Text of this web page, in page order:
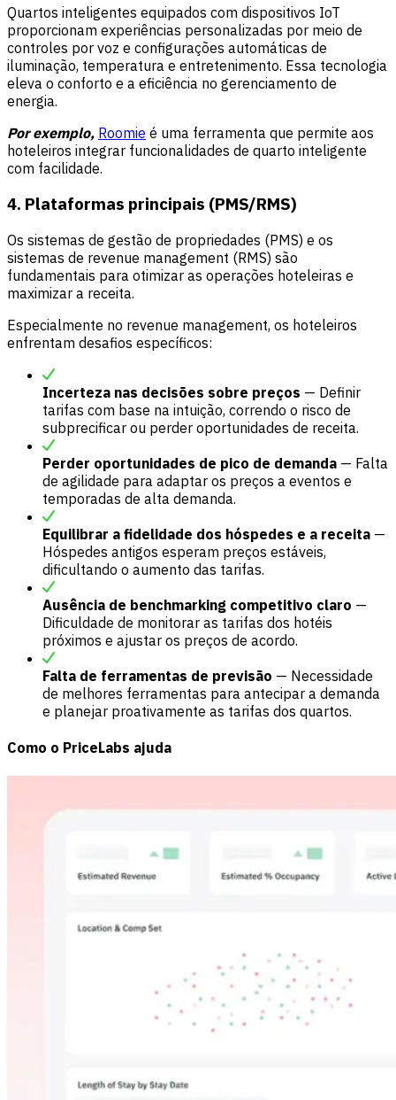
Quartos inteligentes equipados com dispositivos IoT
proporcionam experiências personalizadas por meio de
controles por voz e configurações automáticas de
iluminação, temperatura e entretenimento. Essa tecnologia
eleva o conforto e a eficiência no gerenciamento de
energia.
Por exemplo, Roomie é uma ferramenta que permite aos
hoteleiros integrar funcionalidades de quarto inteligente
com facilidade.
4. Plataformas principais (PMS/RMS)
Os sistemas de gestão de propriedades (PMS) e os
sistemas de revenue management (RMS) são
fundamentais para otimizar as operações hoteleiras e
maximizar a receita.
Especialmente no revenue management, os hoteleiros
enfrentam desafios específicos:
Incerteza nas decisões sobre preços — Definir
tarifas com base na intuição, correndo o risco de
subprecificar ou perder oportunidades de receita.
Perder oportunidades de pico de demanda — Falta
de agilidade para adaptar os preços a eventos e
temporadas de alta demanda.
Equilibrar a fidelidade dos hóspedes e a receita —
Hóspedes antigos esperam preços estáveis,
dificultando o aumento das tarifas.
Ausência de benchmarking competitivo claro —
Dificuldade de monitorar as tarifas dos hotéis
próximos e ajustar os preços de acordo.
Falta de ferramentas de previsão — Necessidade
de melhores ferramentas para antecipar a demanda
e planejar proativamente as tarifas dos quartos.
Como o PriceLabs ajuda